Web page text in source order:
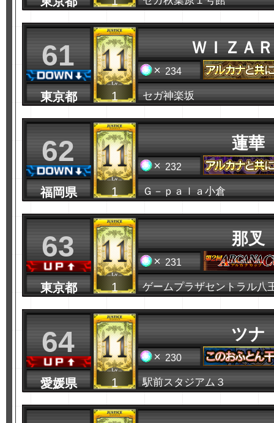
61
東京都 1
ＷＩＺＡ
234
セガ神楽坂
62
福岡県 1
蓮華
232
Ｇ－ｐａｌａ小倉
63
東京都 1
那叉
231
ゲームプラザセントラル八
64
愛媛県 1
ツナ
230
駅前スタジアム３